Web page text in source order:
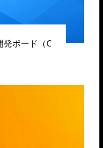
ボード（C